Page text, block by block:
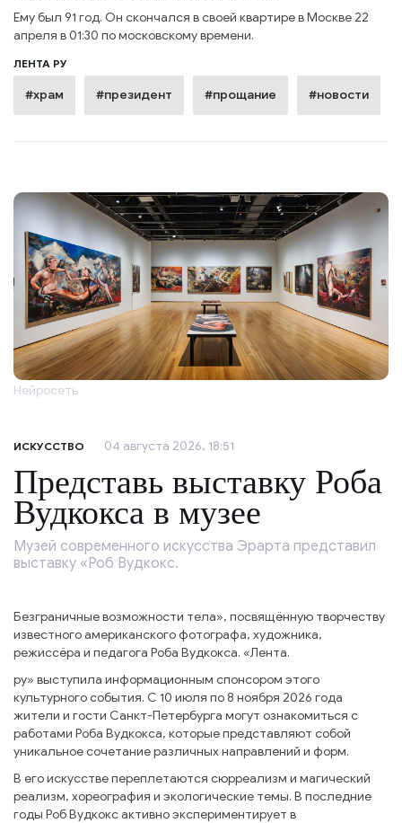
Ему был 91 год. Он скончался в своей квартире в Москве 22
апреля в 01:30 по московскому времени.
ЛЕНТА РУ
#храм #президент #прощание #новости
Нейросеть
ИСКУССТВО 04 августа 2026, 18:51
Представь выставку Роба
Вудкокса в музее
Музей современного искусства Эрарта представил
выставку «Роб Вудкокс.
Безграничные возможности тела», посвящённую творчеству
известного американского фотографа, художника,
режиссёра и педагога Роба Вудкокса. «Лента.
ру» выступила информационным спонсором этого
культурного события. С 10 июля по 8 ноября 2026 года
жители и гости Санкт-Петербурга могут ознакомиться с
работами Роба Вудкокса, которые представляют собой
уникальное сочетание различных направлений и форм.
В его искусстве переплетаются сюрреализм и магический
реализм, хореография и экологические темы. В последние
годы Роб Вудкокс активно экспериментирует в